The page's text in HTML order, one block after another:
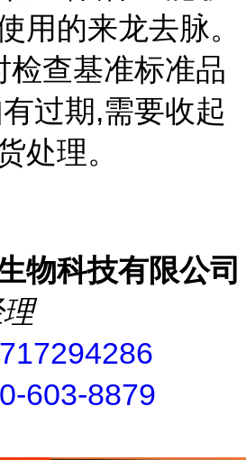
用的来龙去脉。
检查基准标准品
过期,需要收起
处理。
物科技有限公司
603-8879